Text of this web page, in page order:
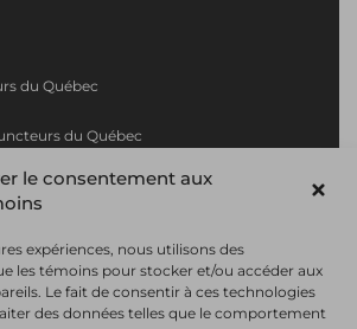
le consentement aux
expériences, nous utilisons des
les témoins pour stocker et/ou accéder aux
Le fait de consentir à ces technologies
des données telles que le comportement
du Québec
du Québec